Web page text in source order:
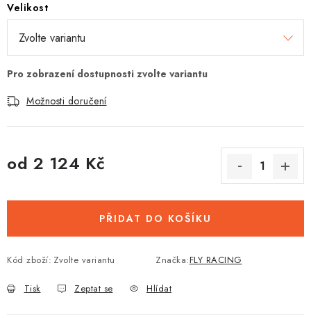
Velikost
Možnosti doručení
od 2 124 Kč
PŘIDAT DO KOŠÍKU
Kód zboží: Zvolte variantu Značka:FLY RACING
Tisk Zeptat se Hlídat